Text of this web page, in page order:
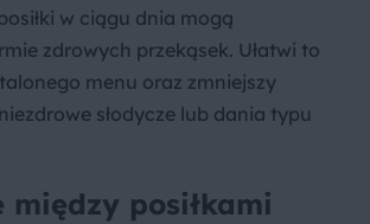
w ciągu dnia mogą
zdrowych przekąsek. Ułatwi to
menu oraz zmniejszy
słodycze lub dania typu
między posiłkami